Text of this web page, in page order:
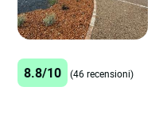
8.8/10 (46 recensioni)